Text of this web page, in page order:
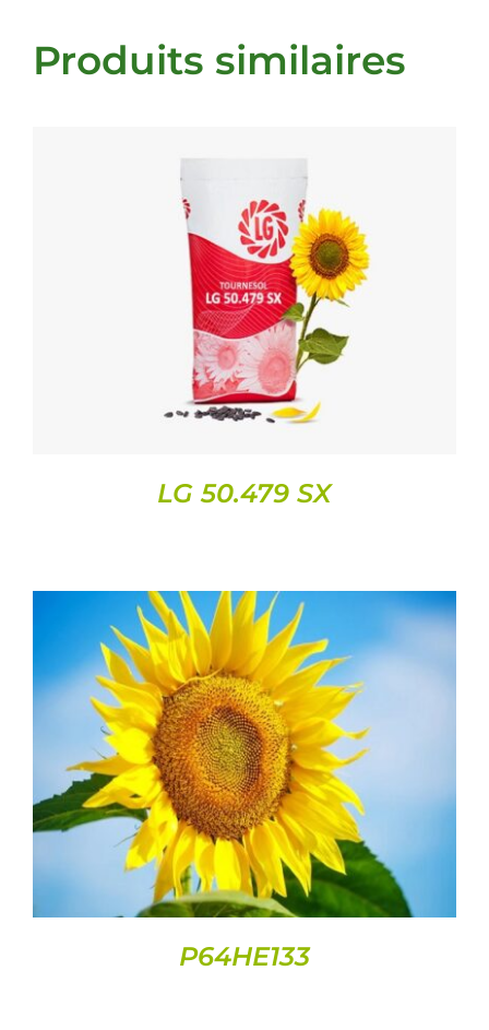
Produits similaires
DETAILS
LG 50.479 SX
DETAILS
P64HE133